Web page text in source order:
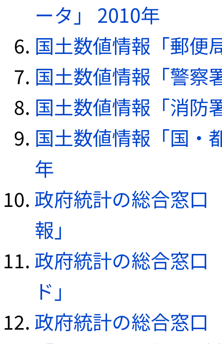
ータ」 2010年
国土数値情報「郵便
国土数値情報「警察
国土数値情報「消防
国土数値情報「国・
年
政府統計の総合窓口
報」
政府統計の総合窓口
ド」
政府統計の総合窓口